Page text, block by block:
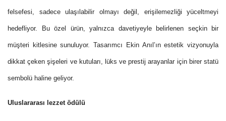
felsefesi, sadece ulaşılabilir olmayı değil, erişilemezliği yüceltmeyi
hedefliyor. Bu özel ürün, yalnızca davetiyeyle belirlenen seçkin bir
müşteri kitlesine sunuluyor. Tasarımcı Ekin Anıl’ın estetik vizyonuyla
dikkat çeken şişeleri ve kutuları, lüks ve prestij arayanlar için birer statü
sembolü haline geliyor.
Uluslararası lezzet ödülü